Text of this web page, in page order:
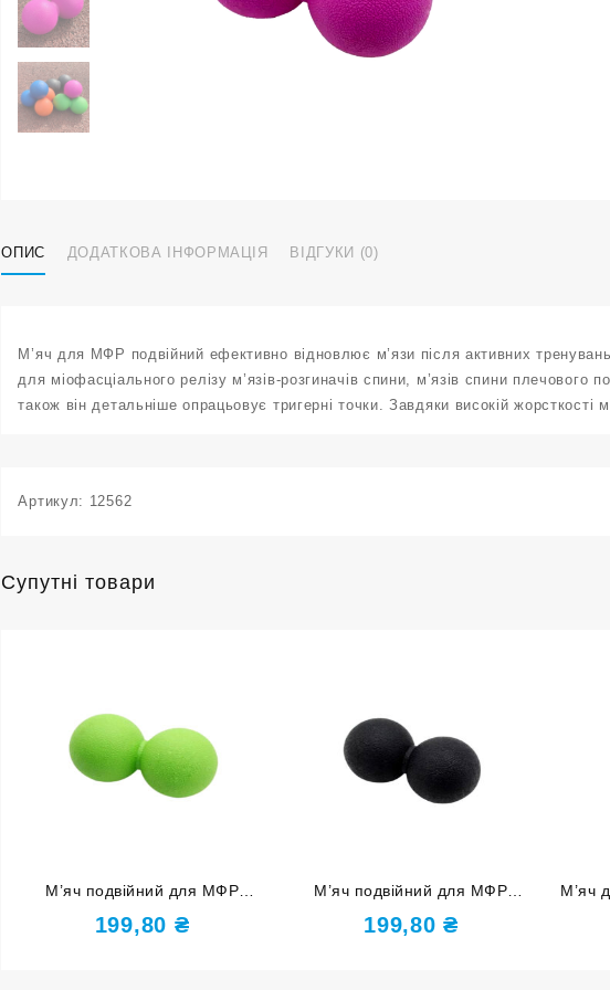
ОПИС ДОДАТКОВА ІНФОРМАЦІЯ ВІДГУКИ (0)
М’яч для МФР подвійний ефективно відновлює м’язи після активних
для міофасціального релізу м’язів-розгиначів спини, м’язів спини плечового
також він детальніше опрацьовує тригерні точки. Завдяки високій жорсткості
Артикул: 12562
Супутні товари
М’яч подвійний для МФР
салатовий XC-SQ2-СА
199,80 ₴
М’яч подвійний для МФР
чорний XC-SQ2-Ч
199,80₴
М’яч